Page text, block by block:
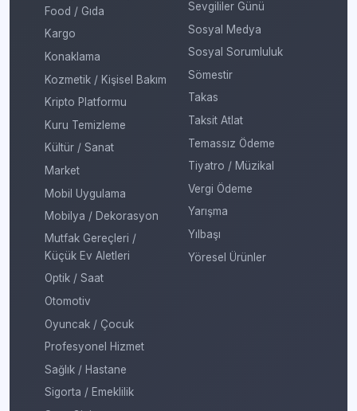
Food / Gıda
Kargo
Konaklama
Kozmetik / Kişisel Bakım
Kripto Platformu
Kuru Temizleme
Kültür / Sanat
Market
Mobil Uygulama
Mobilya / Dekorasyon
Mutfak Gereçleri /
Küçük Ev Aletleri
Optik / Saat
Otomotiv
Oyuncak / Çocuk
Profesyonel Hizmet
Sağlık / Hastane
Sigorta / Emeklilik
Sevgililer Günü
Sosyal Medya
Sosyal Sorumluluk
Sömestir
Takas
Taksit Atlat
Temassız Ödeme
Tiyatro / Müzikal
Vergi Ödeme
Yarışma
Yılbaşı
Yöresel Ürünler